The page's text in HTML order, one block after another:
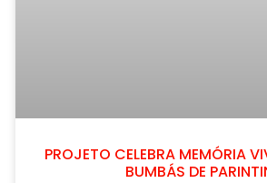
PROJETO CELEBRA MEMÓRIA
BUMBÁS DE